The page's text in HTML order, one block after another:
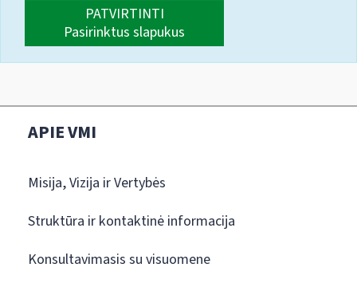
PATVIRTINTI
Pasirinktus slapukus
APIE VMI
Misija, Vizija ir Vertybės
Struktūra ir kontaktinė informacija
Konsultavimasis su visuomene